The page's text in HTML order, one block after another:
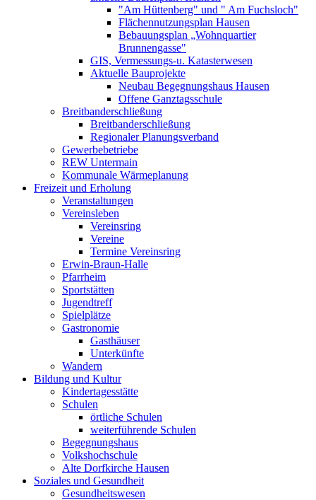
"Am Hüttenberg" und " Am Fuchsloch"
Flächennutzungsplan Hausen
Bebauungsplan „Wohnquartier
Brunnengasse"
GIS, Vermessungs-u. Katasterwesen
Aktuelle Bauprojekte
Neubau Begegnungshaus Hausen
Offene Ganztagsschule
Breitbanderschließung
Breitbanderschließung
Regionaler Planungsverband
Gewerbebetriebe
REW Untermain
Kommunale Wärmeplanung
Freizeit und Erholung
Veranstaltungen
Vereinsleben
Vereinsring
Vereine
Termine Vereinsring
Erwin-Braun-Halle
Pfarrheim
Sportstätten
Jugendtreff
Spielplätze
Gastronomie
Gasthäuser
Unterkünfte
Wandern
Bildung und Kultur
Kindertagesstätte
Schulen
örtliche Schulen
weiterführende Schulen
Begegnungshaus
Volkshochschule
Alte Dorfkirche Hausen
Soziales und Gesundheit
Gesundheitswesen